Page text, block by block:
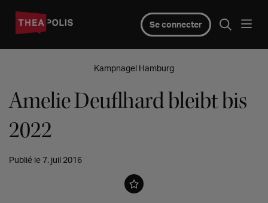
Se connecter
Kampnagel Hamburg
Amelie Deuflhard bleibt bis
2022
Publié le 7. juil 2016